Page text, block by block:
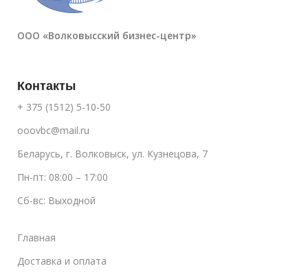
ООО «Волковысский бизнес-центр»
Контакты
+ 375 (1512) 5-10-50
ooovbc@mail.ru
Беларусь, г. Волковыск, ул. Кузнецова, 7
Пн-пт: 08:00 – 17:00
Сб-вс: Выходной
Главная
Доставка и оплата